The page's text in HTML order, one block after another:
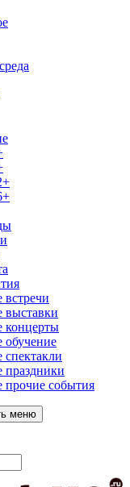
встречи
выставки
концерты
обучение
спектакли
праздники
прочие события
меню